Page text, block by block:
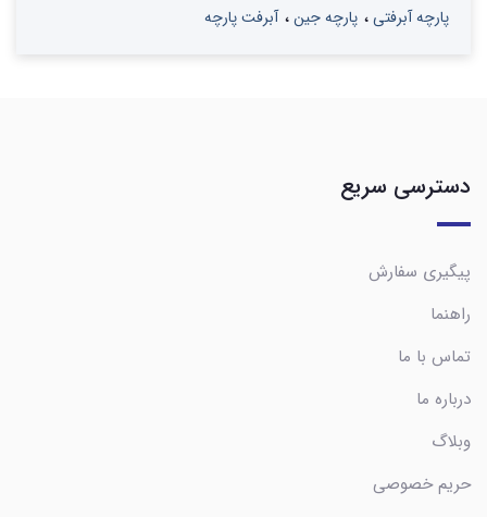
پارچه آبرفتی
پارچه جین آبرفت پارچه
دسترسی سریع
پیگیری سفارش
راهنما
تماس با ما
درباره ما
وبلاگ
حریم خصوصی